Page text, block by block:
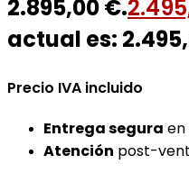
2.895,00 €.
actual es:
Precio IVA incluido
Entrega segura
Atención post-